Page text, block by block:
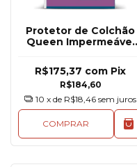
Protetor de Colchão
Queen Impermeável
R$184,60
R$175,37 com Pix
10 x de R$18,46 sem juros
COMPRAR